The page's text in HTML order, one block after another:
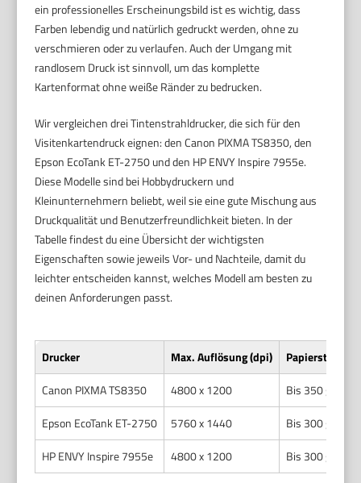
ein professionelles Erscheinungsbild ist es wichtig, dass
Farben lebendig und natürlich gedruckt werden, ohne zu
verschmieren oder zu verlaufen. Auch der Umgang mit
randlosem Druck ist sinnvoll, um das komplette
Kartenformat ohne weiße Ränder zu bedrucken.
Wir vergleichen drei Tintenstrahldrucker, die sich für den
Visitenkartendruck eignen: den Canon PIXMA TS8350, den
Epson EcoTank ET-2750 und den HP ENVY Inspire 7955e.
Diese Modelle sind bei Hobbydruckern und
Kleinunternehmern beliebt, weil sie eine gute Mischung aus
Druckqualität und Benutzerfreundlichkeit bieten. In der
Tabelle findest du eine Übersicht der wichtigsten
Eigenschaften sowie jeweils Vor- und Nachteile, damit du
leichter entscheiden kannst, welches Modell am besten zu
deinen Anforderungen passt.
Drucker Max. Auflösung (dpi)
Papierstärke
Canon PIXMA TS8350
4800 x 1200
Bis 350 g/m²
Epson EcoTank ET-2750
5760 x 1440
Bis 300 g/m²
HP ENVY Inspire 7955e
4800 x 1200 Bis 300 g/m²